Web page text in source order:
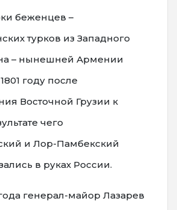
беженцев –
турков из Западного
– нынешней Армении
году после
Восточной Грузии к
чего
и Лор-Памбекский
в руках России.
генерал-майор Лазарев